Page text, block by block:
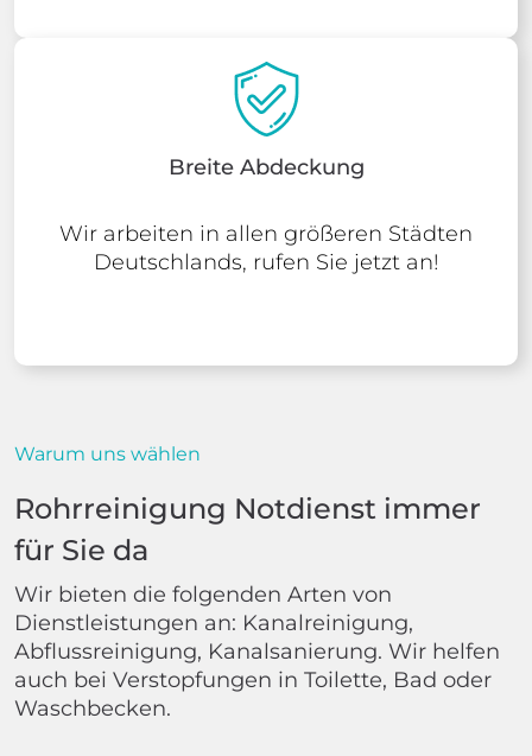
Breite Abdeckung
Wir arbeiten in allen größeren Städten
Deutschlands, rufen Sie jetzt an!
Warum uns wählen
Rohrreinigung Notdienst immer
für Sie da
Wir bieten die folgenden Arten von
Dienstleistungen an: Kanalreinigung,
Abflussreinigung, Kanalsanierung. Wir helfen
auch bei Verstopfungen in Toilette, Bad oder
Waschbecken.